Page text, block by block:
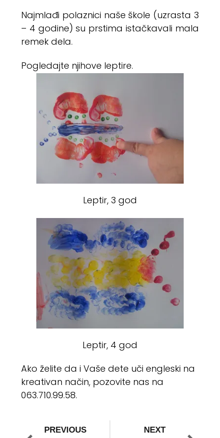
Najmlađi polaznici naše škole (uzrasta 3
– 4 godine) su prstima istačkavali mala
remek dela.
Pogledajte njihove leptire.
Leptir, 3 god
Leptir, 4 god
Ako želite da i Vaše dete uči engleski na
kreativan način, pozovite nas na
063.710.99.58.
PREVIOUS NEXT